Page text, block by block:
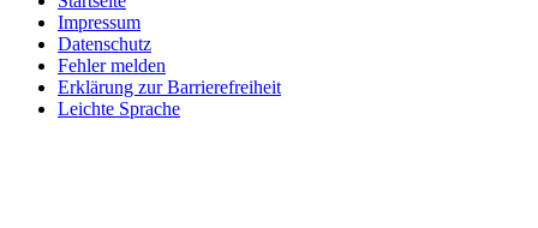
Impressum
Datenschutz
Fehler melden
Erklärung zur Barrierefreiheit
Leichte Sprache